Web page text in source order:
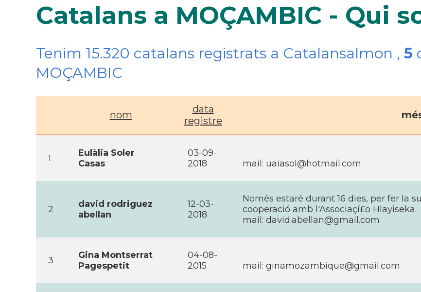
Catalans a MOÇAMBIC - Qui
Tenim 15.320 catalans registrats a Catalansalmon , 5
MOÇAMBIC
nom
data
registre
1
Eulàlia Soler
Casas
03-09-
2018
mail: uaiasol@hotmail.com
2
david rodriguez
abellan
12-03-
2018
Només estaré durant 16 dies, per fer la
cooperació amb l'Associaçí£o Hlayiseka.
mail: david.abellan@gmail.com
3
Gina Montserrat
Pagespetit
04-08-
2015
mail: ginamozambique@gmail.com